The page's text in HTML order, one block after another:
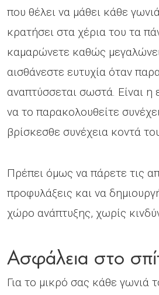
που θέλει να μάθει κάθε
κρατήσει στα χέρια του τα
καμαρώνετε καθώς
αισθάνεστε ευτυχία όταν
αναπτύσσεται σωστά. Είναι η
να το παρακολουθείτε
βρίσκεσθε συνέχεια κοντά
Πρέπει όμως να πάρετε τις
προφυλάξεις και να
χώρο ανάπτυξης, χωρίς
Ασφάλεια στο
Για το μικρό σας κάθε γωνιά